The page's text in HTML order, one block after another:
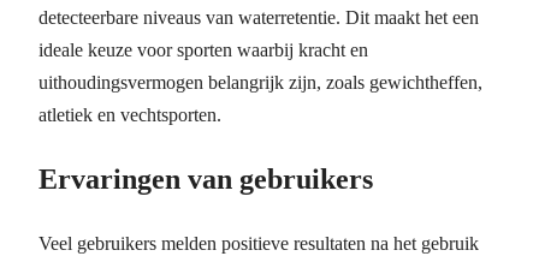
detecteerbare niveaus van waterretentie. Dit maakt het een
ideale keuze voor sporten waarbij kracht en
uithoudingsvermogen belangrijk zijn, zoals gewichtheffen,
atletiek en vechtsporten.
Ervaringen van gebruikers
Veel gebruikers melden positieve resultaten na het gebruik